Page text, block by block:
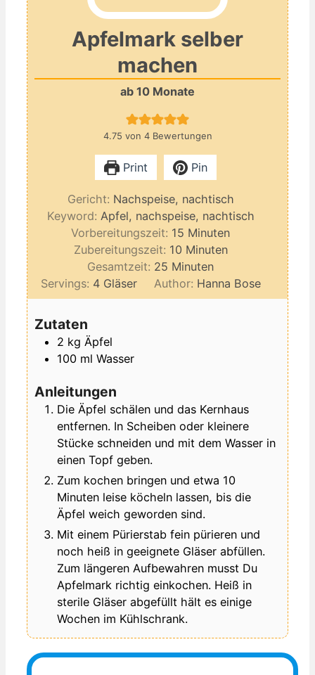
Apfelmark selber
machen
ab 10 Monate
4.75 von 4Bewertungen
Print Pin
Gericht: Nachspeise, nachtisch
Keyword: Apfel, nachspeise, nachtisch
Vorbereitungszeit: 15 Minuten
Minuten
Zubereitungszeit: 10Minuten
Minuten
Gesamtzeit: 25 Minuten
Minuten
Servings: 4 Gläser Author: Hanna Bose
Zutaten
2 kg Äpfel
100 ml Wasser
Anleitungen
Die Äpfel schälen und das Kernhaus
entfernen. In Scheiben oder kleinere
Stücke schneiden und mit dem Wasser in
einen Topf geben.
Zum kochen bringen und etwa 10
Minuten leise köcheln lassen, bis die
Äpfel weich geworden sind.
Mit einem Pürierstab fein pürieren und
noch heiß in geeignete Gläser abfüllen.
Zum längeren Aufbewahren musst Du
Apfelmark richtig einkochen. Heiß in
sterile Gläser abgefüllt hält es einige
Wochen im Kühlschrank.